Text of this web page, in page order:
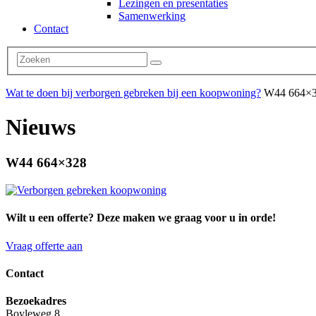
Lezingen en presentaties
Samenwerking
Contact
Wat te doen bij verborgen gebreken bij een koopwoning? W44
Nieuws
W44 664×328
Wilt u een offerte? Deze maken we graag voor u in orde!
Vraag offerte aan
Contact
Bezoekadres